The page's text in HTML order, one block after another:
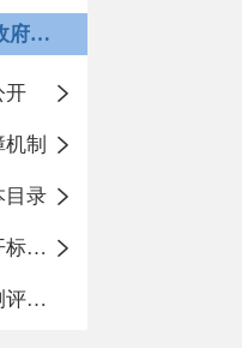
部门及镇政府决算
开
制
目录
基层政务公开标准化目录
职业卫生检测评价信息